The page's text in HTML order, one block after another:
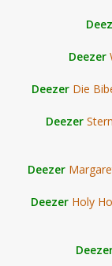
Deezer
Deezer Die
Deezer
Deezer
Deezer Holy